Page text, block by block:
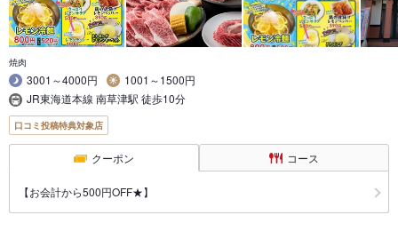
焼肉
3001～4000円
1001～1500円
JR東海道本線 南草津駅 徒歩10分
口コミ投稿特典対象店
クーポン コース
【お会計から500円OFF★】